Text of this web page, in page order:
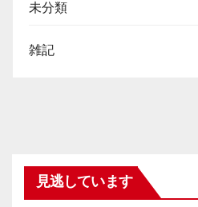
未分類
雑記
見逃しています